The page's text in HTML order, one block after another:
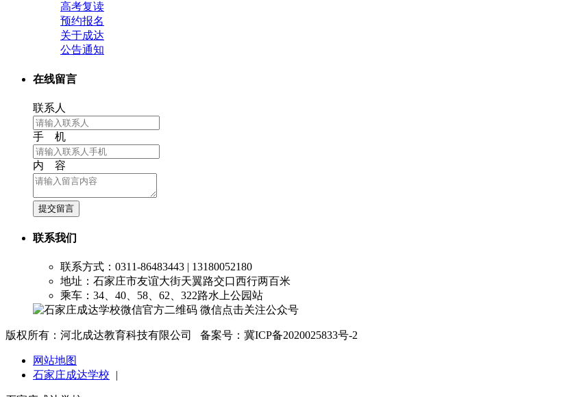
高考复读
预约报名
关于成达
公告通知
在线留言
联系人
手 机
内 容
提交留言
联系我们
联系方式：0311-86483443 | 13180052180
地址：石家庄市友谊大街天翼路交口西行两百米
乘车：34、40、58、62、322路水上公园站
微信点击关注公众号
版权所有：河北成达教育科技有限公司 备案号：冀ICP备2020025833号-2
网站地图
石家庄成达学校
|